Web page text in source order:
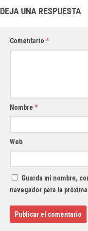
DEJA UNA RESPUESTA
Comentario *
Nombre *
Web
Guarda mi nombre,
navegador para la